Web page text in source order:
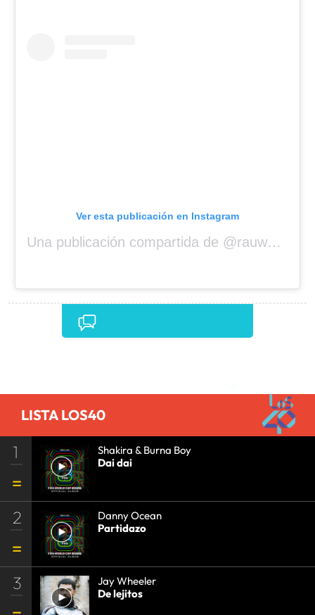
Ver esta publicación en Instagram
Una publicación compartida de @rauwalejandro
LISTA LOS40
1
Shakira & Burna Boy
Dai dai
2
Danny Ocean
Partidazo
3
Jay Wheeler
De lejitos